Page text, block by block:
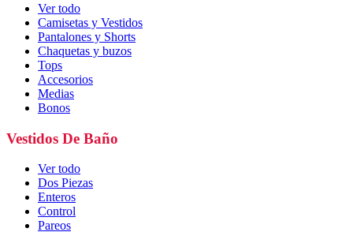
Ver todo
Camisetas y Vestidos
Pantalones y Shorts
Chaquetas y buzos
Tops
Accesorios
Medias
Bonos
Vestidos De Baño
Ver todo
Dos Piezas
Enteros
Control
Pareos